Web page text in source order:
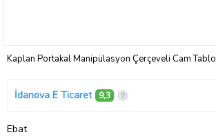
Kaplan Portakal Manipülasyon Çerçeveli Cam Tablo
İdanova E Ticaret 9,3
Ebat